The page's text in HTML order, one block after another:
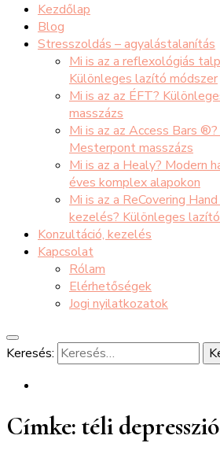
Kezdőlap
Blog
Stresszoldás – agyalástalanítás
Mi is az a reflexológiás
Különleges lazító módszer
Mi is az az ÉFT?
masszázs
Mi is az az Access Bars
Mesterpont masszázs
Mi is az a Healy? Modern
éves komplex alapokon
Mi is az a ReCovering
kezelés? Különleges
Konzultáció, kezelés
Kapcsolat
Rólam
Elérhetőségek
Jogi nyilatkozatok
Keresés:
Címke: téli